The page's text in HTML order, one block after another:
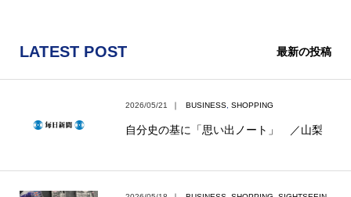
LATEST POST 最新の投稿
2026/05/21 ｜ BUSINESS SHOPPING
自分史の基に「思い出ノート」 ／山梨